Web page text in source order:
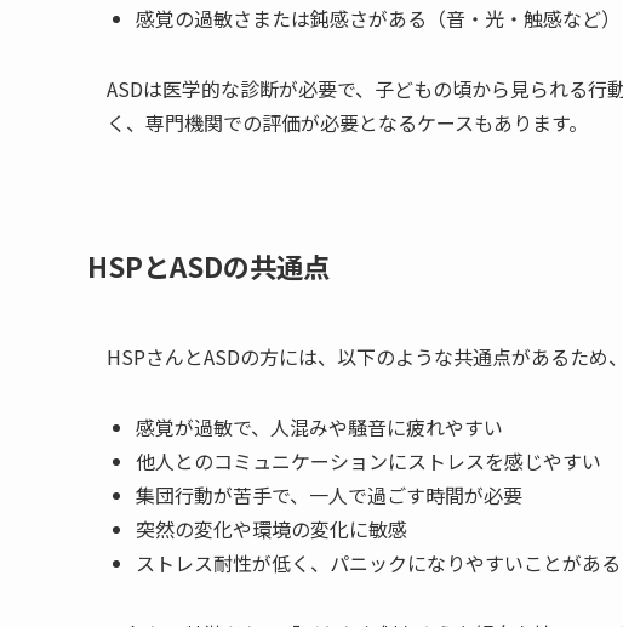
感覚の過敏さまたは鈍感さがある（音・光・触感など）
ASDは医学的な診断が必要で、子どもの頃から見られる行
く、専門機関での評価が必要となるケースもあります。
HSPとASDの共通点
HSPさんとASDの方には、以下のような共通点があるため
感覚が過敏で、人混みや騒音に疲れやすい
他人とのコミュニケーションにストレスを感じやすい
集団行動が苦手で、一人で過ごす時間が必要
突然の変化や環境の変化に敏感
ストレス耐性が低く、パニックになりやすいことがある